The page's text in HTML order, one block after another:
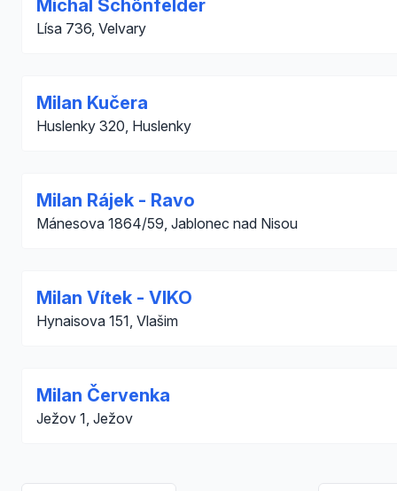
Michal Schőnfelder
Lísa 736, Velvary
Milan Kučera
Huslenky 320, Huslenky
Milan Rájek - Ravo
Mánesova 1864/59, Jablonec nad Nisou
Milan Vítek - VIKO
Hynaisova 151, Vlašim
Milan Červenka
Ježov 1, Ježov